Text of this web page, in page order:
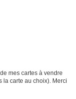
mes cartes à vendre
la carte au choix). Merci